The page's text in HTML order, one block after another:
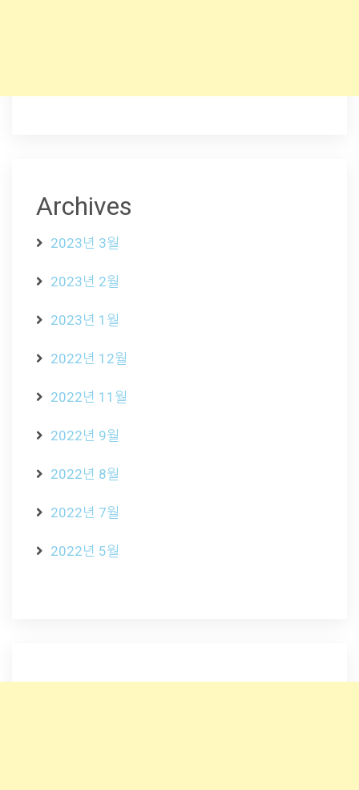
Archives
2023년 3월
2023년 2월
2023년 1월
2022년 12월
2022년 11월
2022년 9월
2022년 8월
2022년 7월
2022년 5월